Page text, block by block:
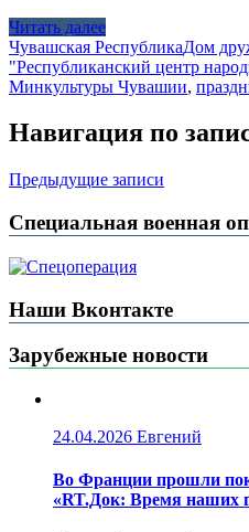
Читать далее
Чувашская РеспубликаДом
"Республиканский центр
Минкультуры Чувашии,
Навигация по
Предыдущие записи
Специальная военная
Наши Вконтакте
Зарубежные новости
24.04.2026 Евгений
Во Франции прошли
«RT.Док: Время наших